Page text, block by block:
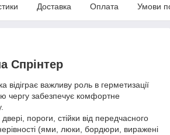
Доставка Оплата Умови
Спрінтер
відіграє важливу роль в герметизації
чергу забезпечує комфортне
пороги, стійки від передчасного
(ями, люки, бордюри, виражені